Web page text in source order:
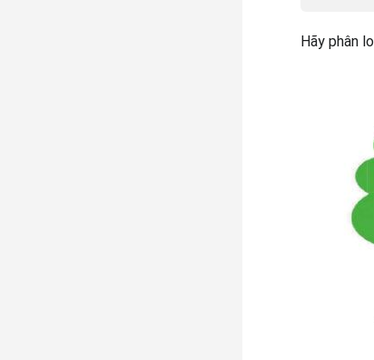
Hãy phân